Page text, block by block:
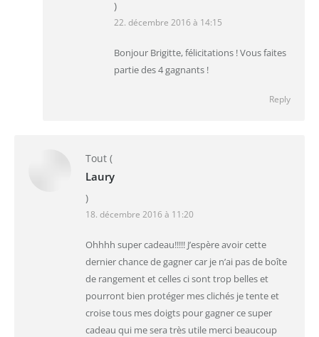
)
22. décembre 2016 à 14:15
Bonjour Brigitte, félicitations ! Vous faites
partie des 4 gagnants !
Reply
Tout (
Laury
)
18. décembre 2016 à 11:20
Ohhhh super cadeau!!!!! J’espère avoir cette
dernier chance de gagner car je n’ai pas de boîte
de rangement et celles ci sont trop belles et
pourront bien protéger mes clichés je tente et
croise tous mes doigts pour gagner ce super
cadeau qui me sera très utile merci beaucoup